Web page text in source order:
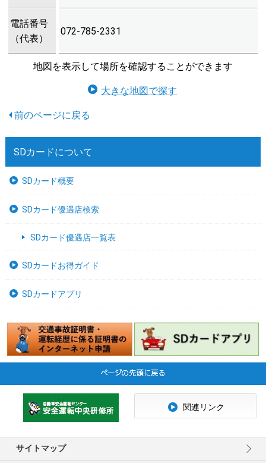
電話番号
（代表）
072-785-2331
地図を表示して場所を確認することができます
大きな地図で探す
SDカードについて
SDカード概要
SDカード優遇店検索
SDカード優遇店一覧表
SDカードお得ガイド
SDカードアプリ
サイトマップ
関連リンク